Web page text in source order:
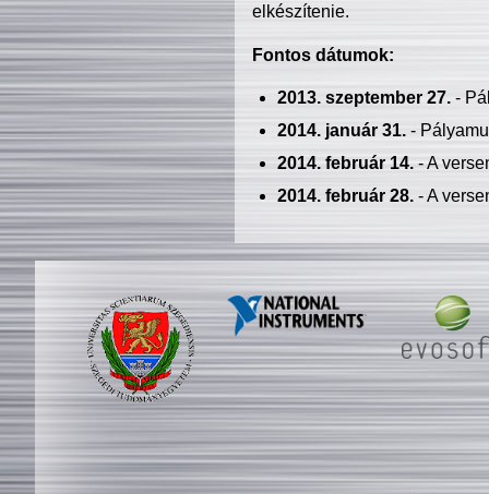
elkészítenie.
Fontos dátumok:
2013. szeptember 27.-
2014. január 31.-
2014. február 14.- A
2014. február 28.- A